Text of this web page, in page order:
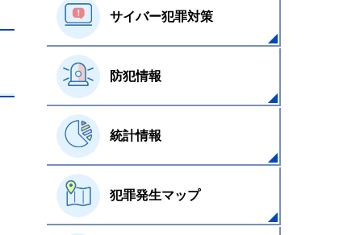
サイバー犯罪対策
防犯情報
統計情報
犯罪発生マップ